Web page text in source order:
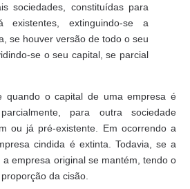
sociedades, constituídas para
extinguindo-se a
se houver versão de todo o seu
se o seu capital, se parcial
quando o capital de uma empresa é
para outra sociedade
ou já pré-existente. Em ocorrendo a
cindida é extinta. Todavia, se a
empresa original se mantém, tendo o
da cisão.